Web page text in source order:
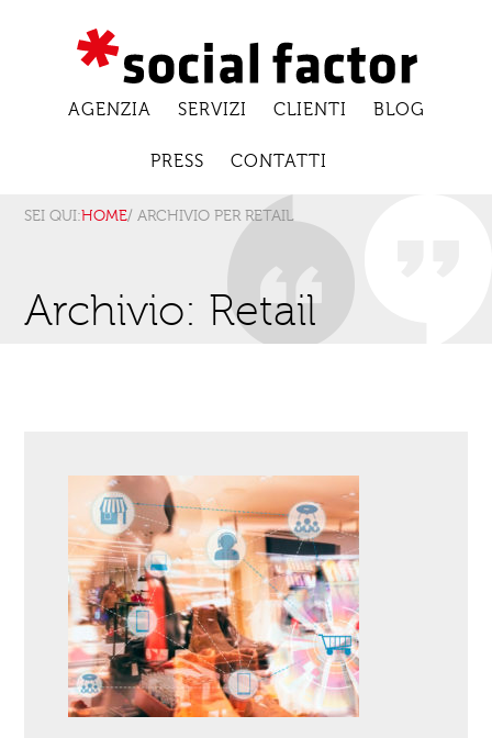
AGENZIA SERVIZI CLIENTI BLOG
PRESS CONTATTI
SEI QUI:HOME/ ARCHIVIO PER RETAIL
Archivio: Retail